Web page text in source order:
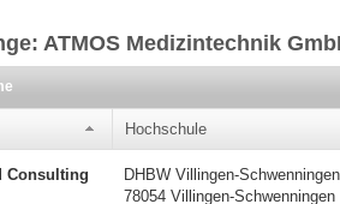
ATMOS Medizintechnik
Hochschule
Consulting
DHBW Villingen-Schwenningen
78054 Villingen-Schwenningen